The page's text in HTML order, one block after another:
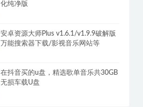
化纯净版
安卓资源大师Plus v1.6.1/v1.9.9破解版
万能搜索器下载/影视音乐网站等
在抖音买的u盘，精选歌单音乐共30GB
无损车载U盘